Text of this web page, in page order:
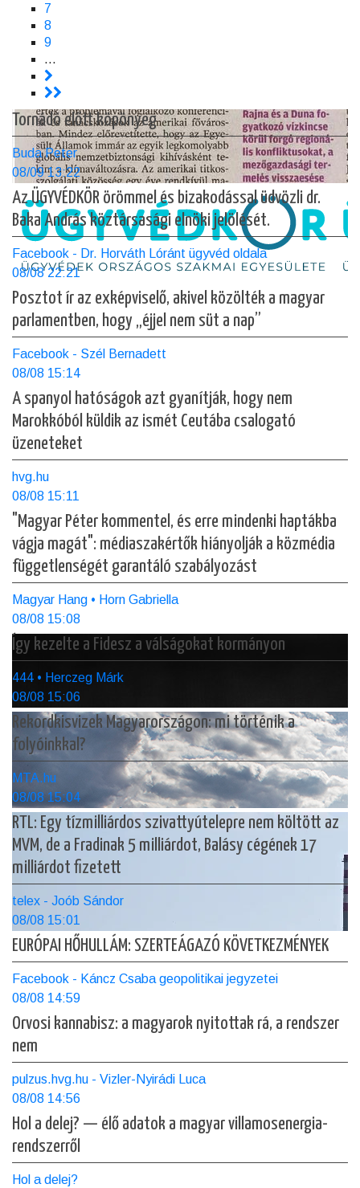
Page
7
Page
8
Page
9
…
>
>>
Tornádó előtt köpönyeg
Buda Peter
08/09 13:22
Az ÜGYVÉDKÖR örömmel és bizakodással üdvözli dr.
Baka András köztársasági elnöki jelölését.
Facebook - Dr. Horváth Lóránt ügyvéd oldala
08/08 22:21
Posztot ír az exképviselő, akivel közölték a magyar
parlamentben, hogy „éjjel nem süt a nap”
Facebook - Szél Bernadett
08/08 15:14
A spanyol hatóságok azt gyanítják, hogy nem
Marokkóból küldik az ismét Ceutába csalogató
üzeneteket
hvg.hu
08/08 15:11
"Magyar Péter kommentel, és erre mindenki haptákba
vágja magát": médiaszakértők hiányolják a közmédia
függetlenségét garantáló szabályozást
Magyar Hang • Horn Gabriella
08/08 15:08
Így kezelte a Fidesz a válságokat kormányon
444 • Herczeg Márk
08/08 15:06
Rekordkisvizek Magyarországon: mi történik a
folyóinkkal?
MTA.hu
08/08 15:04
RTL: Egy tízmilliárdos szivattyútelepre nem költött az
MVM, de a Fradinak 5 milliárdot, Balásy cégének 17
milliárdot fizetett
telex - Joób Sándor
08/08 15:01
EURÓPAI HŐHULLÁM: SZERTEÁGAZÓ KÖVETKEZMÉNYEK
Facebook - Káncz Csaba geopolitikai jegyzetei
08/08 14:59
Orvosi kannabisz: a magyarok nyitottak rá, a rendszer
nem
pulzus.hvg.hu - Vizler-Nyirádi Luca
08/08 14:56
Hol a delej? — élő adatok a magyar villamosenergia-
rendszerről
Hol a delej?